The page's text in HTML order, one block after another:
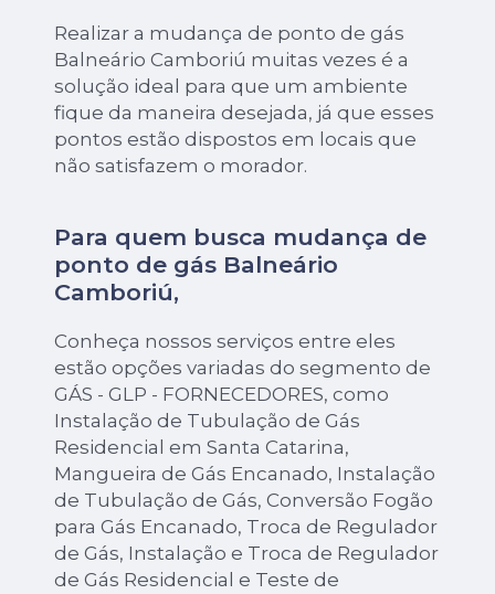
Realizar a mudança de ponto de gás
Balneário Camboriú muitas vezes é a
solução ideal para que um ambiente
fique da maneira desejada, já que esses
pontos estão dispostos em locais que
não satisfazem o morador.
Para quem busca mudança de
ponto de gás Balneário
Camboriú,
Conheça nossos serviços entre eles
estão opções variadas do segmento de
GÁS - GLP - FORNECEDORES, como
Instalação de Tubulação de Gás
Residencial em Santa Catarina,
Mangueira de Gás Encanado, Instalação
de Tubulação de Gás, Conversão Fogão
para Gás Encanado, Troca de Regulador
de Gás, Instalação e Troca de Regulador
de Gás Residencial e Teste de